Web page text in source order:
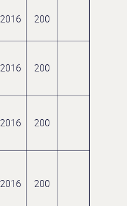
2016 200
2016 200
2016 200
2016 200